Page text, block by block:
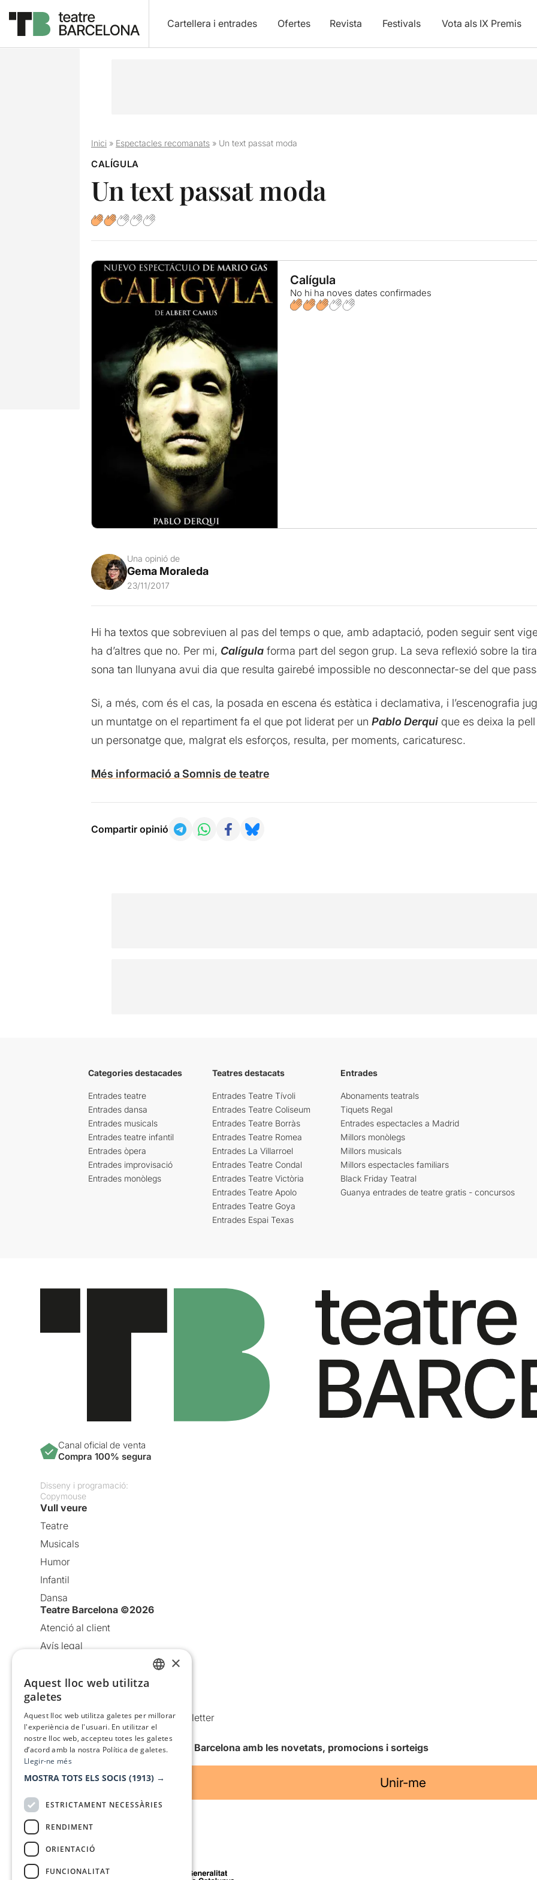
Cartellera i entrades Ofertes Revista Festivals Vota als IX Premis
Inici» Espectacles recomanats» Un text passat moda
CALÍGULA
Un text passat moda
Calígula
No hi ha noves dates confirmades
Una opinió de
Gema Moraleda
23/11/2017
Hi ha textos que sobreviuen al pas del temps o que, amb adaptació, poden seguir sent
ha d’altres que no. Per mi, Calígula forma part del segon grup. La seva reflexió sobre la
sona tan llunyana avui dia que resulta gairebé impossible no desconnectar-se del que
Si, a més, com és el cas, la posada en escena és estàtica i declamativa, i l’escenografia
un muntatge on el repartiment fa el que pot liderat per un Pablo Derquique es deixa la
un personatge que, malgrat els esforços, resulta, per moments, caricaturesc.
Més informació a Somnis de teatre
Compartir opinió
Categories destacades
Entrades teatre
Entrades dansa
Entrades musicals
Entrades teatre infantil
Entrades òpera
Entrades improvisació
Entrades monòlegs
Teatres destacats
Entrades Teatre Tívoli
Entrades Teatre Coliseum
Entrades Teatre Borràs
Entrades Teatre Romea
Entrades La Villarroel
Entrades Teatre Condal
Entrades Teatre Victòria
Entrades Teatre Apolo
Entrades Teatre Goya
Entrades Espai Texas
Entrades
Abonaments teatrals
Tiquets Regal
Entrades espectacles a Madrid
Millors monòlegs
Millors musicals
Millors espectacles familiars
Black Friday Teatral
Guanya entrades de teatre gratis - concursos
Canal oficial de venta
Compra 100% segura
Disseny i programació:
Copymouse
Vull veure
Teatre
Musicals
Humor
Infantil
Dansa
Teatre Barcelona ©2026
Atenció al client
Avís legal
Política de cookies
Condicions d’ús
Comunicacions comercials i Newsletter
Anuncia’t
Vull rebre la newsletter de Teatre Barcelona amb les novetats, promocions i sorteigs
Unir-me
Amb el suport de
×
Aquest lloc web utilitza
galetes
Aquest lloc web utilitza galetes per millorar
l'experiència de l'usuari. En utilitzar el
nostre lloc web, accepteu totes les galetes
d’acord amb la nostra Política de galetes.
Llegir-ne més
MOSTRA TOTS ELS SOCIS (1913) →
ESTRICTAMENT NECESSÀRIES
RENDIMENT
ORIENTACIÓ
FUNCIONALITAT